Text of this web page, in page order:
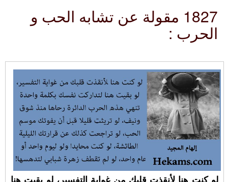
1827 مقولة عن تشابه الحب و
الحرب :